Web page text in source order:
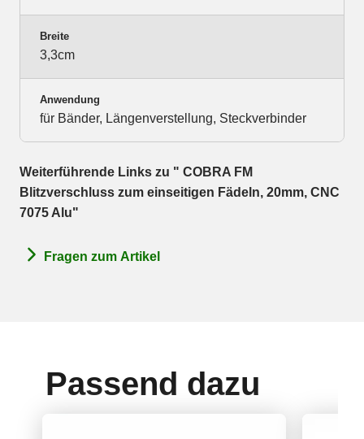
Breite
3,3cm
Anwendung
für Bänder, Längenverstellung, Steckverbinder
Weiterführende Links zu " COBRA FM
Blitzverschluss zum einseitigen Fädeln, 20mm, CNC
7075 Alu"
Fragen zum Artikel
Passend dazu